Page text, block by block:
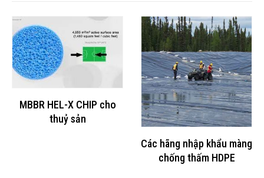
MBBR HEL-X CHIP cho
thuỷ sản
Các hãng nhập khẩu màng
chống thấm HDPE